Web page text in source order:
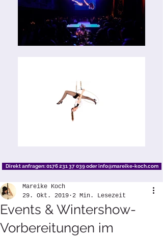
Direkt anfragen: 0176 231 37 039 oder info@mareike-koch.com
Events & Wintershow-
Vorbereitungen im
Mareike Koch
29. Okt. 2019 2 Min. Lesezeit